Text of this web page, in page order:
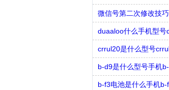
微信号第二次修改技
duaaloo什么手机型号
crrul20是什么型号
b-d9是什么型号手机
b-f3电池是什么手机